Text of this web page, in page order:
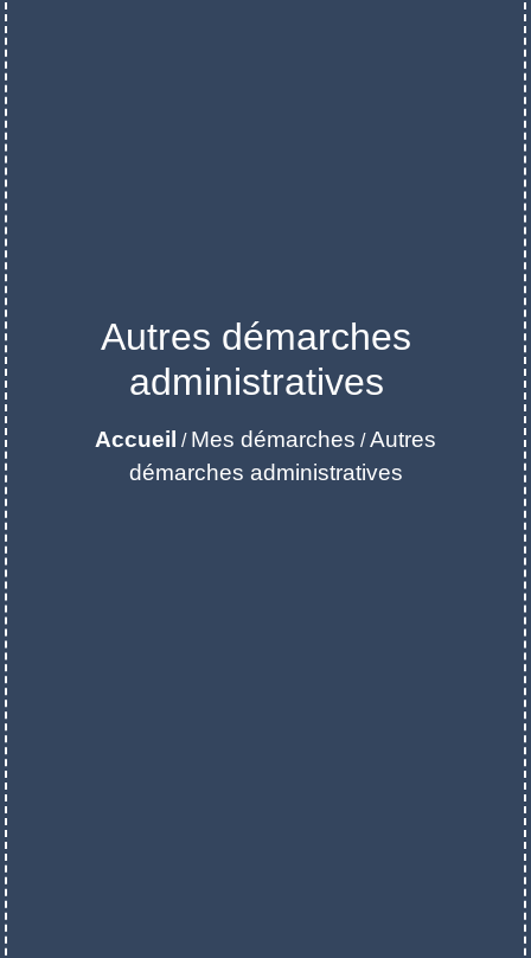
Autres démarches
administratives
Accueil / Mes démarches /Autres
démarches administratives